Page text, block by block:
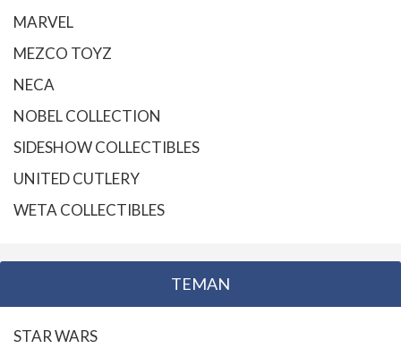
MARVEL
MEZCO TOYZ
NECA
NOBEL COLLECTION
SIDESHOW COLLECTIBLES
UNITED CUTLERY
WETA COLLECTIBLES
TEMAN
STAR WARS